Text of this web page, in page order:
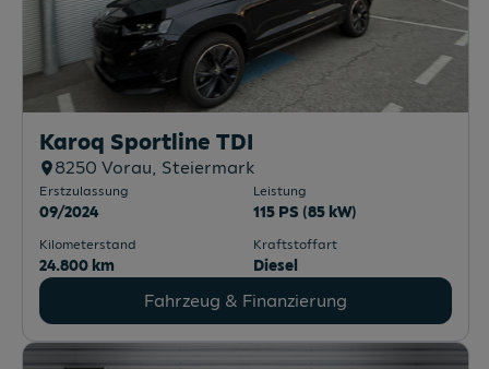
Karoq Sportline TDI
8250 Vorau, Steiermark
Erstzulassung
09/2024
Leistung
115 PS (85 kW)
Kilometerstand
24.800 km
Kraftstoffart
Diesel
Fahrzeug & Finanzierung